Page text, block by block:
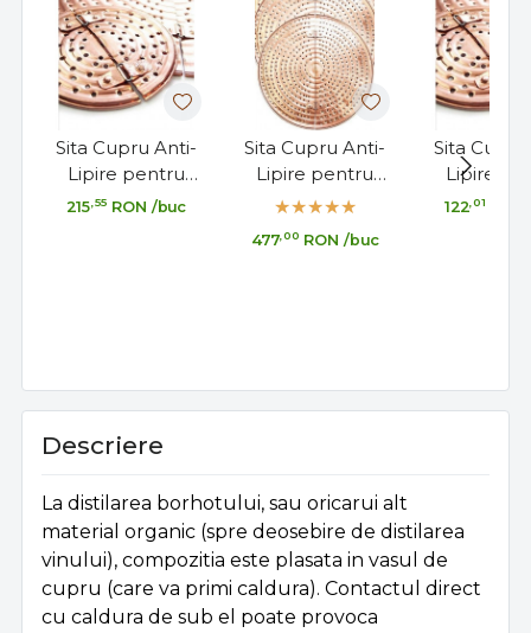
Sita Cupru Anti-
Lipire pentru
Alambic 10 Litri,
215,55 RON /buc
Sita Cupru Anti-
Lipire pentru
Alambic 40 Litri,
477,00 RON /buc
Sita
Lipire
Alambic
122,01
Descriere
La distilarea borhotului, sau oricarui alt
material organic (spre deosebire de distilarea
vinului), compozitia este plasata in vasul de
cupru (care va primi caldura). Contactul direct
cu caldura de sub el poate provoca